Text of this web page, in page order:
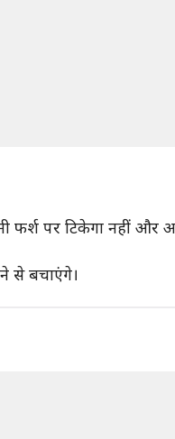
फर्श पर टिकेगा नहीं और
से बचाएंगे।